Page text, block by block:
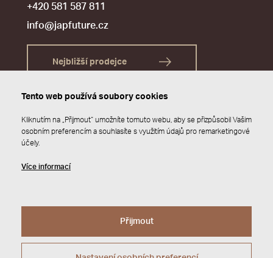
+420 581 587 811
info@japfuture.cz
Nejbližší prodejce
© 2026 JAP FUTURE s.r.o.
Zásady ochrany osobních údajů
Tento web používá soubory cookies
Kliknutím na „Přijmout“ umožníte tomuto webu, aby se přizpůsobil Vašim
osobním preferencím a souhlasíte s využitím údajů pro remarketingové
účely.
Více informací
Přijmout